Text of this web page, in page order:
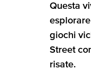
Questa
giochi
Street
risate.